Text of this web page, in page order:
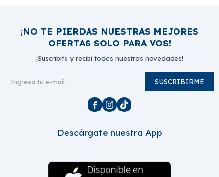
¡NO TE PIERDAS NUESTRAS MEJORES
OFERTAS SOLO PARA VOS!
¡Suscribite y recibí todas nuestras novedades!
SUSCRIBIRME
  
Descárgate nuestra App